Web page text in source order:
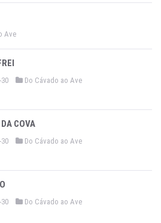
Ave
30 Do Cávado ao Ave
COVA
30 Do Cávado ao Ave
30 Do Cávado ao Ave